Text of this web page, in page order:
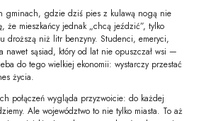
gminach, gdzie dziś pies z kulawą nogą nie
że mieszkańcy jednak „chcą jeździć”, tylko
droższą niż litr benzyny. Studenci, emeryci,
nawet sąsiad, który od lat nie opuszczał wsi —
do tego wielkiej ekonomii: wystarczy przestać
życia.
połączeń wygląda przyzwoicie: do każdej
Ale województwo to nie tylko miasta. To aż